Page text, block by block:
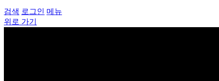
검색 로그인 메뉴
위로 가기